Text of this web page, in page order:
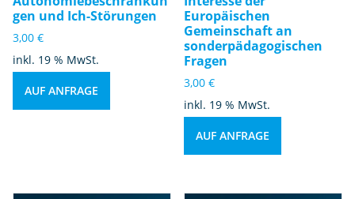
gen und Ich-Störungen
3,00 €
inkl. 19 % MwSt.
AUF ANFRAGE
Europäischen
Gemeinschaft an
sonderpädagogischen
Fragen
3,00€
inkl. 19 % MwSt.
AUF ANFRAGE